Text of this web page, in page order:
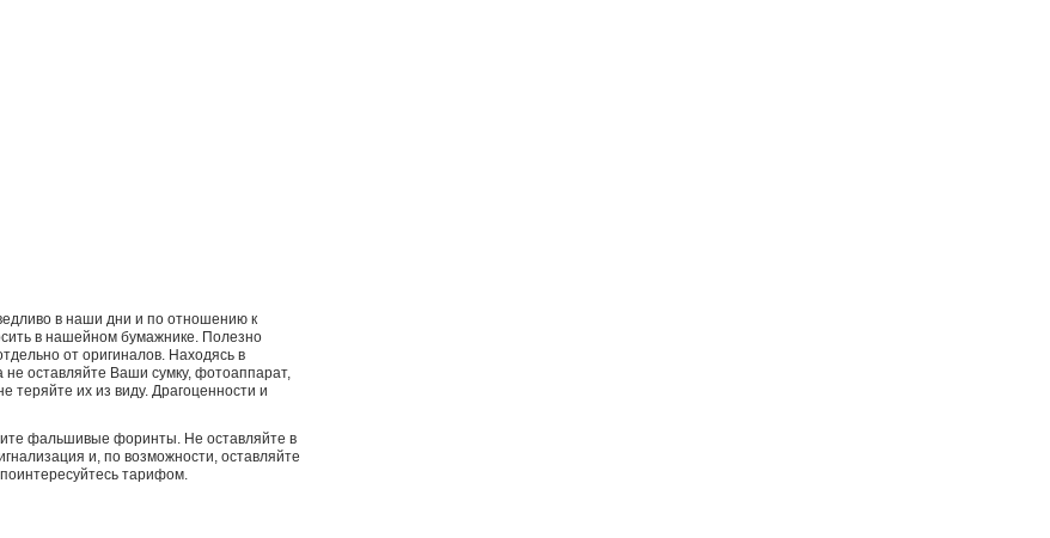
в наши дни и по отношению к
в нашейном бумажнике. Полезно
от оригиналов. Находясь в
оставляйте Ваши сумку, фотоаппарат,
теряйте их из виду. Драгоценности и
фальшивые форинты. Не оставляйте в
и, по возможности, оставляйте
тарифом.